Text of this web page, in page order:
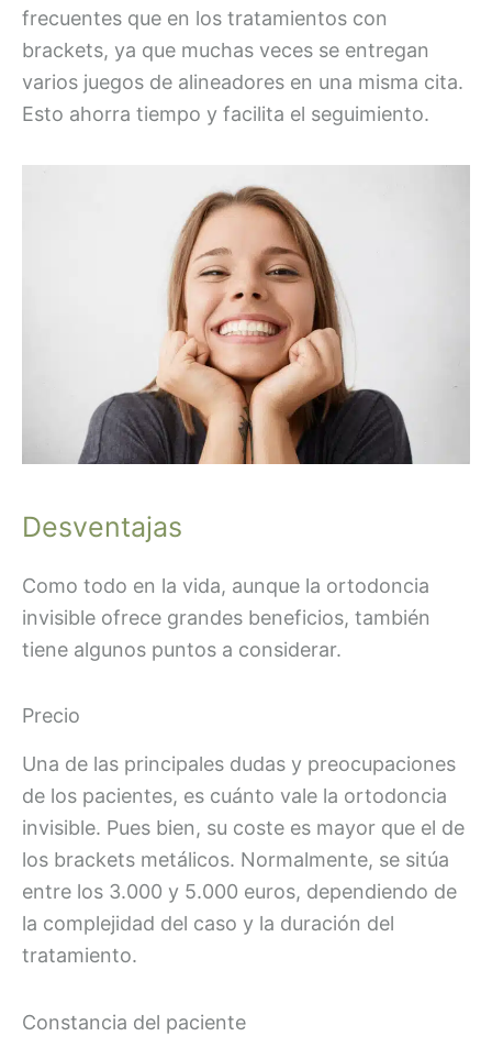
frecuentes que en los tratamientos con
brackets, ya que muchas veces se entregan
varios juegos de alineadores en una misma cita.
Esto ahorra tiempo y facilita el seguimiento.
Desventajas
Como todo en la vida, aunque la ortodoncia
invisible ofrece grandes beneficios, también
tiene algunos puntos a considerar.
Precio
Una de las principales dudas y preocupaciones
de los pacientes, es cuánto vale la ortodoncia
invisible. Pues bien, su coste es mayor que el de
los brackets metálicos. Normalmente, se sitúa
entre los 3.000 y 5.000 euros, dependiendo de
la complejidad del caso y la duración del
tratamiento.
Constancia del paciente